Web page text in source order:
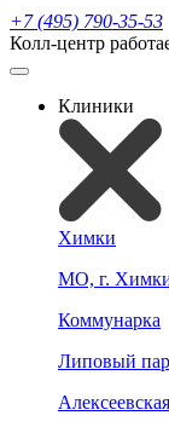
+7 (495) 790-35-53
Колл-центр
Клиники
Химки
МО, г.
Коммунарка
Липовый
Алексеевская